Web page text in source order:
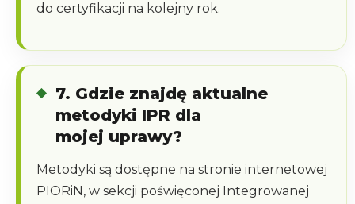
do certyfikacji na kolejny rok.
7. Gdzie znajdę aktualne
metodyki IPR dla
mojej uprawy?
Metodyki są dostępne na stronie internetowej
PIORiN, w sekcji poświęconej Integrowanej